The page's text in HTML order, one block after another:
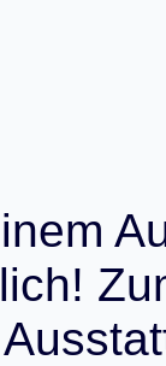
inem A
lich! Zu
Ausstat